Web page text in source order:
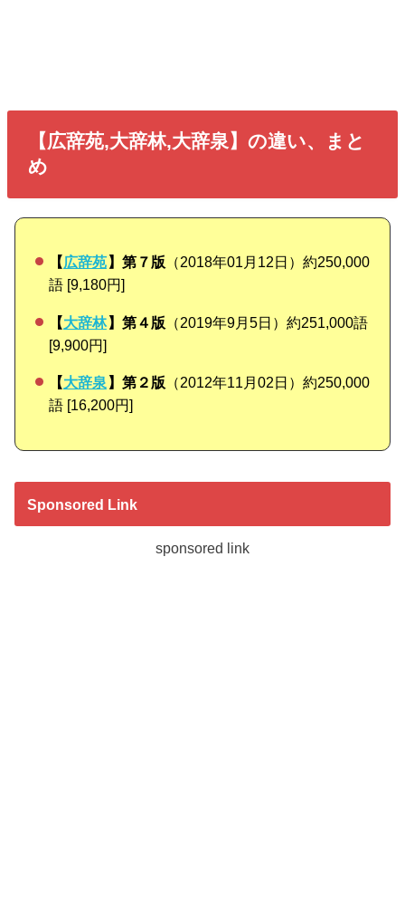
【広辞苑,大辞林,大辞泉】の違い、まと
め
【広辞苑 】第７版 （2018年01月12日）約250,000
語 [9,180円]
【大辞林】第４版 （2019年9月5日）約251,000語
[9,900円]
【大辞泉 】第２版 （2012年11月02日）約250,000
語 [16,200円]
Sponsored Link
sponsored link